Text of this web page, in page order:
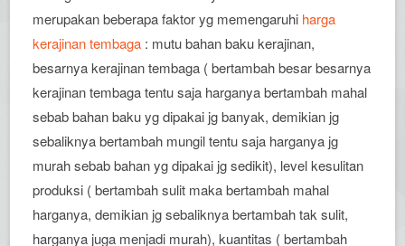
merupakan beberapa faktor yg memengaruhi harga
kerajinan tembaga : mutu bahan baku kerajinan,
besarnya kerajinan tembaga ( bertambah besar besarnya
kerajinan tembaga tentu saja harganya bertambah mahal
sebab bahan baku yg dipakai jg banyak, demikian jg
sebaliknya bertambah mungil tentu saja harganya jg
murah sebab bahan yg dipakai jg sedikit), level kesulitan
produksi ( bertambah sulit maka bertambah mahal
harganya, demikian jg sebaliknya bertambah tak sulit,
harganya juga menjadi murah), kuantitas ( bertambah